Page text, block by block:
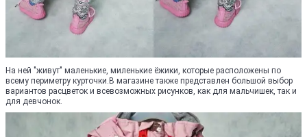
На ней "живут" маленькие, миленькие ёжики, которые расположены по
всему периметру курточки.В магазине также представлен большой выбор
вариантов расцветок и всевозможных рисунков, как для мальчишек, так и
для девчонок.